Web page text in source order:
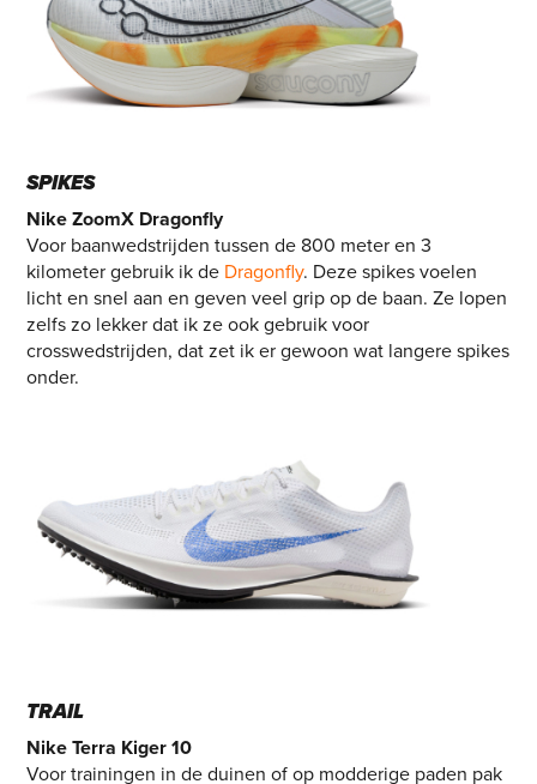
SPIKES
Nike ZoomX Dragonfly
Voor baanwedstrijden tussen de 800 meter en 3
kilometer gebruik ik de Dragonfly. Deze spikes voelen
licht en snel aan en geven veel grip op de baan. Ze lopen
zelfs zo lekker dat ik ze ook gebruik voor
crosswedstrijden, dat zet ik er gewoon wat langere spikes
onder.
TRAIL
Nike Terra Kiger 10
Voor trainingen in de duinen of op modderige paden pak